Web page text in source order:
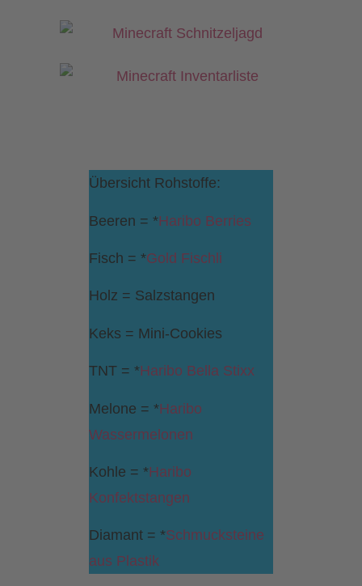
Übersicht Rohstoffe:
Beeren = *Haribo Berries
Fisch = *Gold Fischli
Holz = Salzstangen
Keks = Mini-Cookies
TNT = *Haribo Bella Stixx
Melone = *Haribo
Wassermelonen
Kohle = *Haribo
Konfektstangen
Diamant = *Schmucksteine
aus Plastik